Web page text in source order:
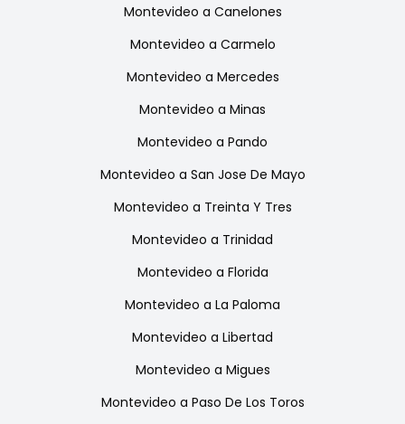
Montevideo a Canelones
Montevideo a Carmelo
Montevideo a Mercedes
Montevideo a Minas
Montevideo a Pando
Montevideo a San Jose De Mayo
Montevideo a Treinta Y Tres
Montevideo a Trinidad
Montevideo a Florida
Montevideo a La Paloma
Montevideo a Libertad
Montevideo a Migues
Montevideo a Paso De Los Toros